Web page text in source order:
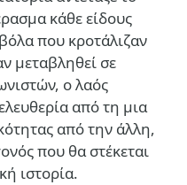
κάθε είδους
που κροτάλιζαν
μεταβληθεί σε
ο λαός
από τη μια
από την άλλη,
που θα στέκεται
ιστορία.